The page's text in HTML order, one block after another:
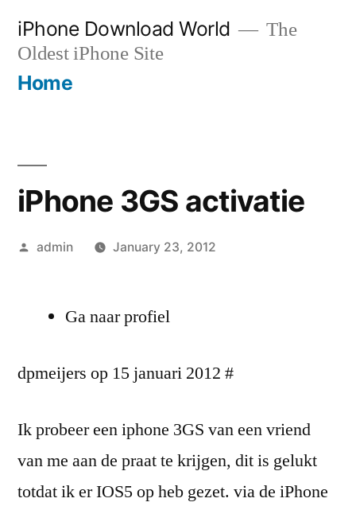
content
iPhone Download World
The
Oldest iPhone Site
Home
iPhone 3GS activatie
Posted
admin January 23, 2012
Ga naar profiel
dpmeijers op 15 januari 2012 #
Ik probeer een iphone 3GS van een vriend
van me aan de praat te krijgen, dit is gelukt
totdat ik er IOS5 op heb gezet. via de iPhone